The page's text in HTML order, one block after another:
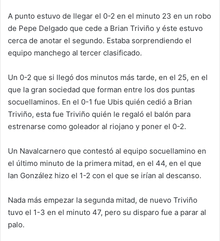
A punto estuvo de llegar el 0-2 en el minuto 23 en un robo
de Pepe Delgado que cede a Brian Triviño y éste estuvo
cerca de anotar el segundo. Estaba sorprendiendo el
equipo manchego al tercer clasificado.
Un 0-2 que si llegó dos minutos más tarde, en el 25, en el
que la gran sociedad que forman entre los dos puntas
socuellaminos. En el 0-1 fue Ubis quién cedió a Brian
Triviño, esta fue Triviño quién le regaló el balón para
estrenarse como goleador al riojano y poner el 0-2.
Un Navalcarnero que contestó al equipo socuellamino en
el último minuto de la primera mitad, en el 44, en el que
Ian González hizo el 1-2 con el que se irían al descanso.
Nada más empezar la segunda mitad, de nuevo Triviño
tuvo el 1-3 en el minuto 47, pero su disparo fue a parar al
palo.